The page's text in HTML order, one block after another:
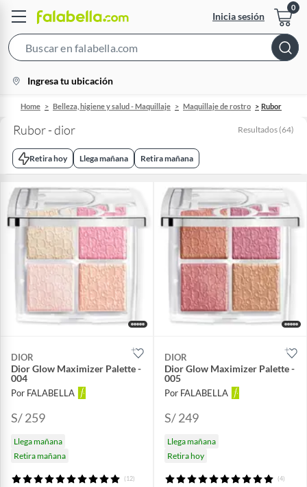
Inicia sesión
Bar
location-
icon
Ingresa tu ubicación
Home Belleza, higiene y salud - Maquillaje Maquillaje de rostro Rubor
Rubor - dior Resultados (64)
Retira hoy Llega mañana Retira mañana
DIOR
Dior Glow Maximizer Palette -
004
Por FALABELLA
S/ 259
Llega mañana
Retira mañana
(12)
DIOR
Dior Glow Maximizer Palette -
005
Por FALABELLA
S/ 249
Llega mañana
Retira hoy
(4)